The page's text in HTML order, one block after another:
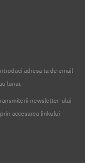
adresa ta de email
lunar.
newsletter-ului
accesarea linkului